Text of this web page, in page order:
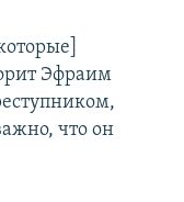
Эфраим
что он